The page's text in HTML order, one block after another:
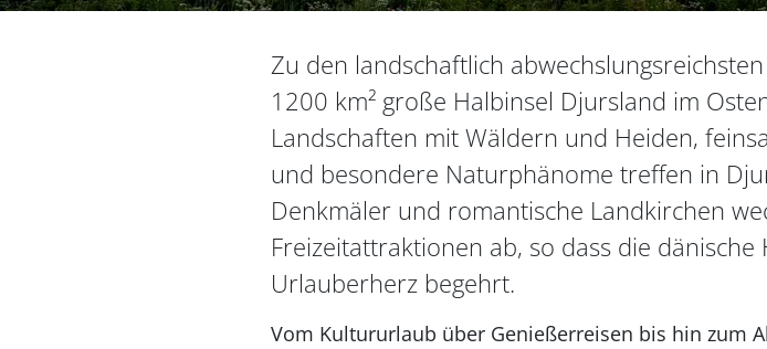
Zu den landschaftlich
1200 km² große Halbinsel Djursland im
Landschaften mit Wäldern und Heiden,
und besondere Naturphänome treffen in
Denkmäler und romantische Landkirchen
Freizeitattraktionen ab, so dass die dänische
Urlauberherz begehrt.
Vom Kultururlaub über Genießerreisen bis hin zum